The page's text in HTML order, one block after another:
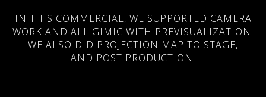
IN THIS COMMERCIAL, WE SUPPORTED CAMERA
WORK AND ALL GIMIC WITH PREVISUALIZATION.
WE ALSO DID PROJECTION MAP TO STAGE,
AND POST PRODUCTION.